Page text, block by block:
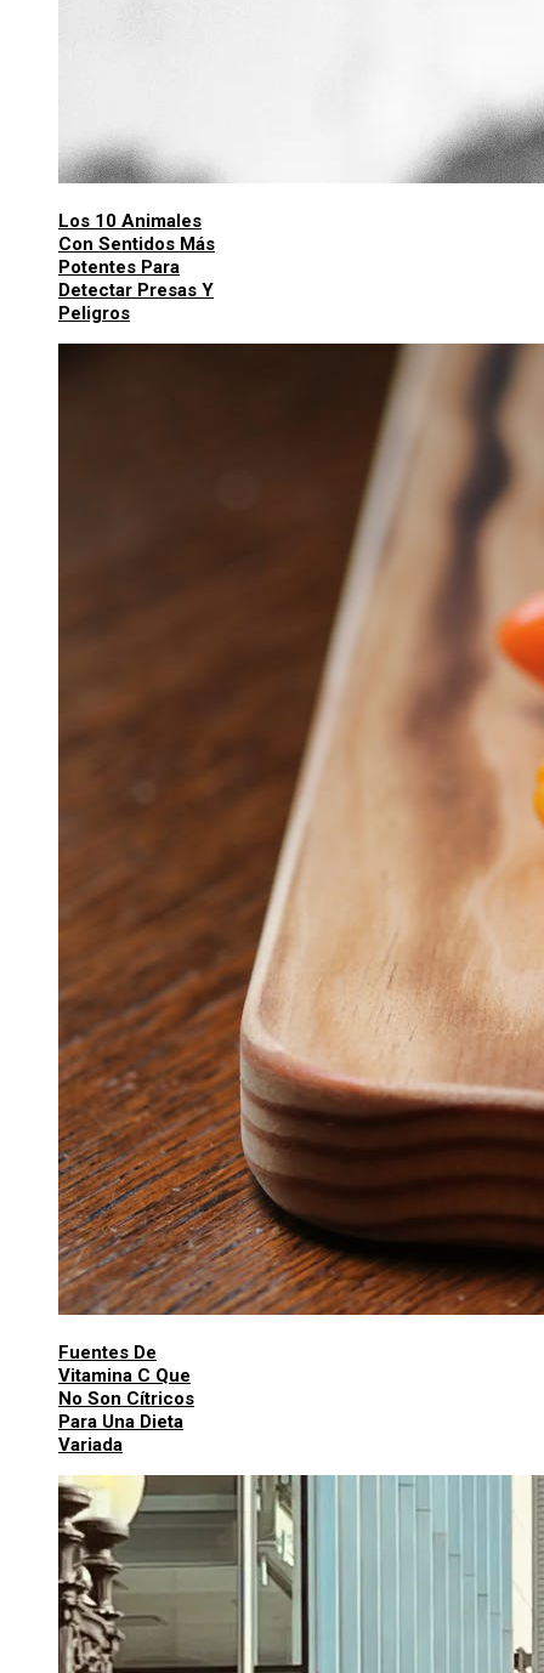
Los 10 Animales
Con Sentidos Más
Potentes Para
Detectar Presas Y
Peligros
Fuentes De
Vitamina C Que
No Son Cítricos
Para Una Dieta
Variada